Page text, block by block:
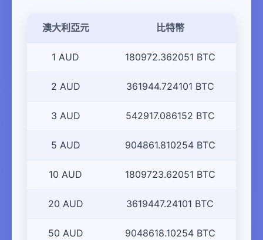
澳大利亞元 比特幣
1 AUD 180972.362051 BTC
2 AUD 361944.724101 BTC
3 AUD 542917.086152 BTC
5 AUD 904861.810254 BTC
10 AUD 1809723.62051 BTC
20 AUD 3619447.24101 BTC
50 AUD 9048618.10254 BTC